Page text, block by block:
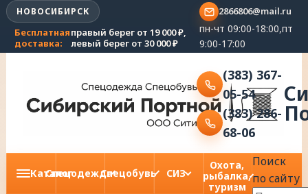
Каталог
СпецодеждаСпецобувь СИЗ
Охота,
рыбалка,
туризм
Поиск
по сайту
НОВОСИБИРСК
Бесплатная
доставка:
правый берег от 19 000 ₽,
левый берег от 30 000 ₽
2866806@mail.ru
пн-чт 09:00-18:00,пт
9:00-17:00
(383) 367-
05-54
(383) 286-
68-06